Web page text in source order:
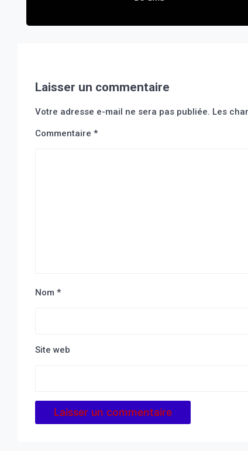
Laisser un commentaire
Votre adresse e-mail ne sera pas publiée. Les
Commentaire *
Nom *
Site web